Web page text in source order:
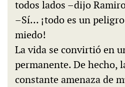
todos lados –dijo
–Sí… ¡todo es un
miedo!
La vida se convirtió en
permanente. De hecho,
constante amenaza de